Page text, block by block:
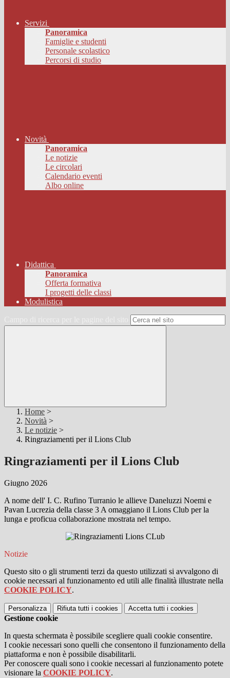
Servizi
Panoramica
Famiglie e studenti
Personale scolastico
Percorsi di studio
Novità
Panoramica
Le notizie
Le circolari
Calendario eventi
Albo online
Didattica
Panoramica
Offerta formativa
I progetti delle classi
Modulistica
Home >
Novità >
Le notizie >
Ringraziamenti per il Lions Club
Ringraziamenti per il Lions Club
Giugno 2026
A nome dell' I. C. Rufino Turranio le allieve Daneluzzi Noemi e
Pavan Lucrezia della classe 3 A omaggiano il Lions Club per la
lunga e proficua collaborazione mostrata nel tempo.
Notizie
Questo sito o gli strumenti terzi da questo utilizzati si avvalgono di
cookie necessari al funzionamento ed utili alle finalità illustrate nella
COOKIE POLICY.
Personalizza Rifiuta tutti i cookies Accetta tutti i cookies
Gestione cookie
In questa schermata è possibile scegliere quali cookie consentire.
I cookie necessari sono quelli che consentono il funzionamento della
piattaforma e non è possibile disabilitarli.
Per conoscere quali sono i cookie necessari al funzionamento potete
visionare la COOKIE POLICY.